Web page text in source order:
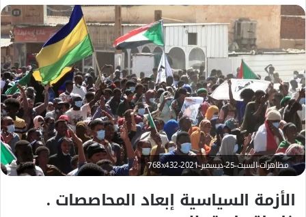
س
ل
ب
ي
د
ا
إ
ك
ت
ر
مظاهرات-السبت-25-ديسمبر-2021-768x432
الأزمة السياسية إبعاد المحاصصات .